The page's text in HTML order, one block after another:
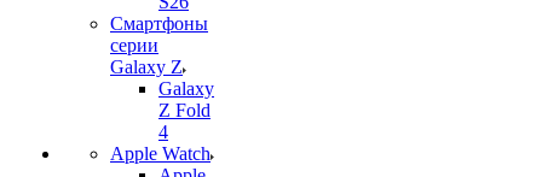
Смартфоны
серии
Galaxy Z
Galaxy
Z Fold
4
Apple Watch